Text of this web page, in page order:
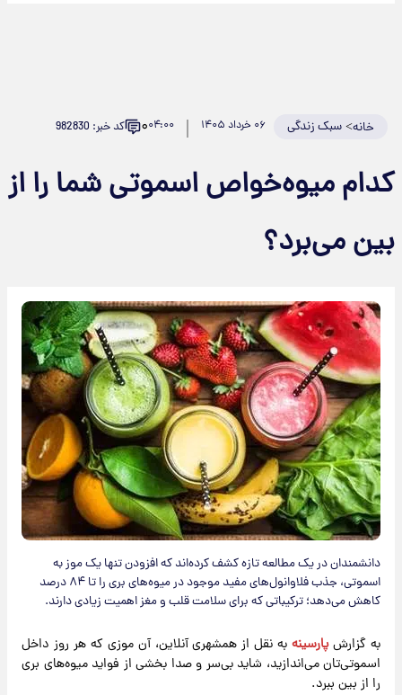
خانه>سبک زندگی ۰۶ خرداد ۱۴۰۵ ۰۴:۰۰۰ کد خبر: 982830
کدام میوه‌خواص اسموتی شما را از
بین می‌برد؟
دانشمندان در یک مطالعه تازه کشف کرده‌اند که افزودن تنها یک موز به
اسموتی، جذب فلاوانول‌های مفید موجود در میوه‌های بری را تا ۸۴ درصد
کاهش می‌دهد؛ ترکیباتی که برای سلامت قلب و مغز اهمیت زیادی دارند.
به گزارش پارسینهبه نقل از همشهری آنلاین، آن موزی که هر روز داخل
اسموتی‌تان می‌اندازید، شاید بی‌سر و صدا بخشی از فواید میوه‌های بری
را از بین ببرد.